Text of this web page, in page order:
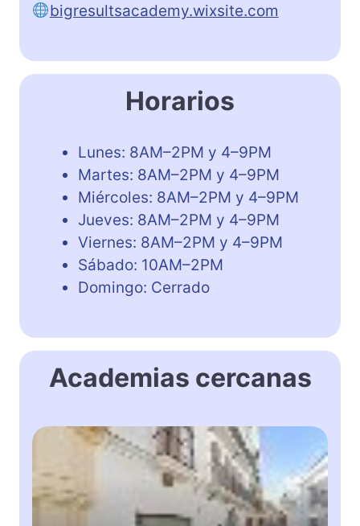
bigresultsacademy.wixsite.com
Horarios
Lunes: 8AM–2PM y 4–9PM
Martes: 8AM–2PM y 4–9PM
Miércoles: 8AM–2PM y 4–9PM
Jueves: 8AM–2PM y 4–9PM
Viernes: 8AM–2PM y 4–9PM
Sábado: 10AM–2PM
Domingo: Cerrado
Academias cercanas
A
a